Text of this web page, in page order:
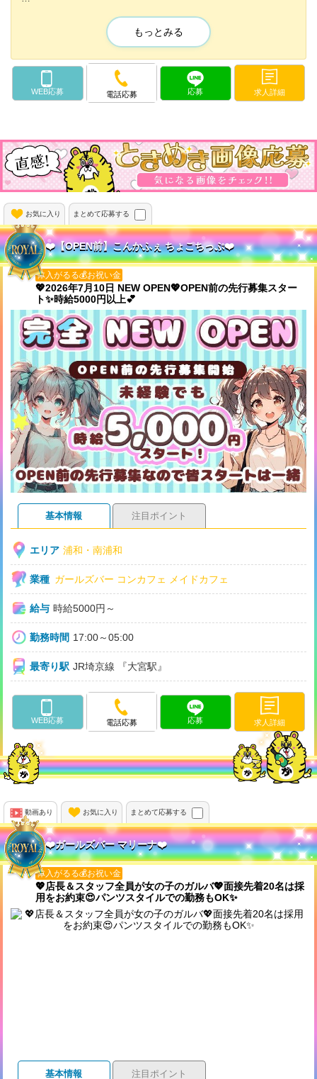
大宮駅から徒歩1分という
最高の好アクセスを誇るコンセプトカフェ
【ロイヤルチョコレート】が
新しい仲間を大募集！
当店は、
キャストが働きやすいロイヤル級の待遇が自慢です。
もっとみる
WEB応募 電話応募 応募 求人詳細
お気に入り まとめて応募する
❤️【OPEN前】こんかふぇ ちょこちっぷ❤️
体入がるる💰お祝い金
💖2026年7月10日 NEW OPEN💖OPEN前の先行募集スター
ト✨時給5000円以上💕
基本情報 注目ポイント
エリア 浦和・南浦和
業種 ガールズバー コンカフェ メイドカフェ
給与 時給5000円～
勤務時間 17:00～05:00
最寄り駅 JR埼京線 『大宮駅』
WEB応募 電話応募 応募 求人詳細
動画あり お気に入り まとめて応募する
❤️ガールズバー マリーナ❤️
体入がるる💰お祝い金
💖店長＆スタッフ全員が女の子のガルバ💖面接先着20名は採
用をお約束😍パンツスタイルでの勤務もOK✨
基本情報 注目ポイント